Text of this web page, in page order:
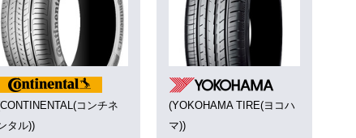
コンチネ
タル))
(YOKOHAMA TIRE(ヨコハ
マ))